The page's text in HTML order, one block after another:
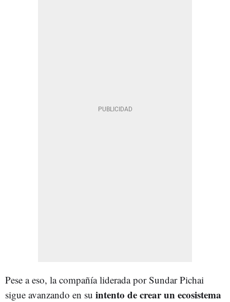
Pese a eso, la compañía liderada por Sundar Pichai
sigue avanzando en su intento de crear un ecosistema